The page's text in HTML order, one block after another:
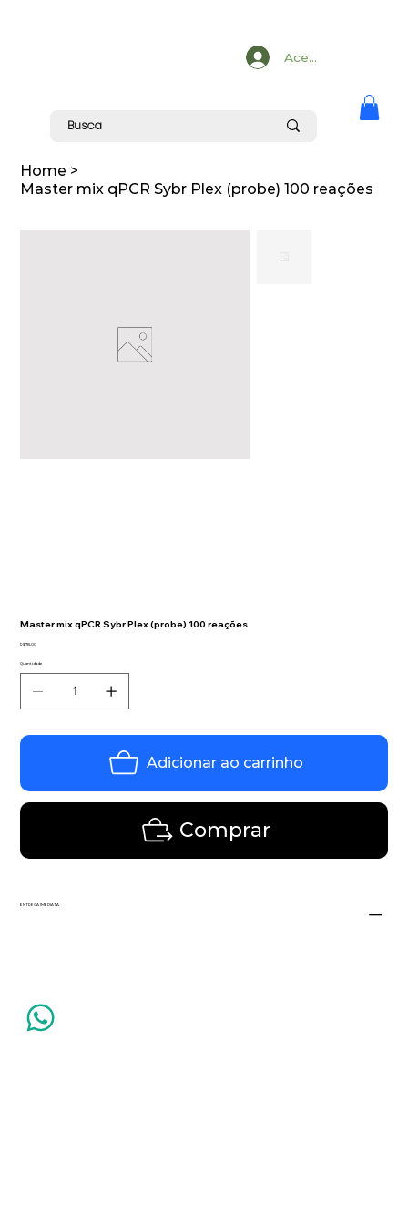
Acesse
Home >
Master mix qPCR Sybr Plex (probe) 100 reações
Master mix qPCR Sybr Plex (probe) 100 reações
Preço
R$ 715,00
Quantidade
Adicionar ao carrinho
Comprar
ENTREGA IMEDIATA